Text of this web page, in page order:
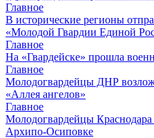
Главное
В исторические регионы
«Молодой Гвардии Единой
Главное
На «Гвардейске» прошла
Главное
Молодогвардейцы ДНР
«Аллея ангелов»
Главное
Молодогвардейцы
Архипо-Осиповке